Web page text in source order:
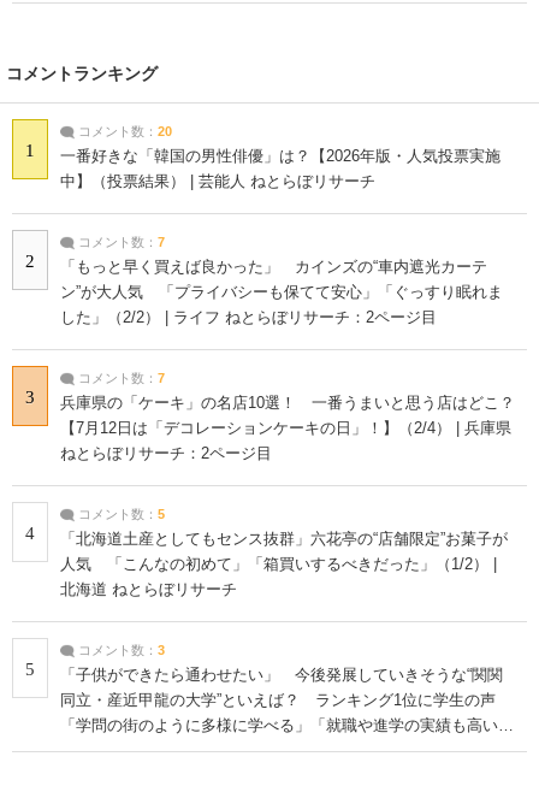
コメントランキング
1
コメント数： 20
一番好きな「韓国の男性俳優」は？【2026年版・人気投票実施
中】（投票結果） | 芸能人 ねとらぼリサーチ
2
コメント数： 7
「もっと早く買えば良かった」 カインズの“車内遮光カーテ
ン”が大人気 「プライバシーも保てて安心」「ぐっすり眠れま
した」（2/2） | ライフ ねとらぼリサーチ：2ページ目
3
コメント数： 7
兵庫県の「ケーキ」の名店10選！ 一番うまいと思う店はどこ？
【7月12日は「デコレーションケーキの日」！】（2/4） | 兵庫県
ねとらぼリサーチ：2ページ目
4
コメント数： 5
「北海道土産としてもセンス抜群」六花亭の“店舗限定”お菓子が
人気 「こんなの初めて」「箱買いするべきだった」（1/2） |
北海道 ねとらぼリサーチ
5
コメント数： 3
「子供ができたら通わせたい」 今後発展していきそうな“関関
同立・産近甲龍の大学”といえば？ ランキング1位に学生の声
「学問の街のように多様に学べる」「就職や進学の実績も高い」
| 大学 ねとらぼリサーチ